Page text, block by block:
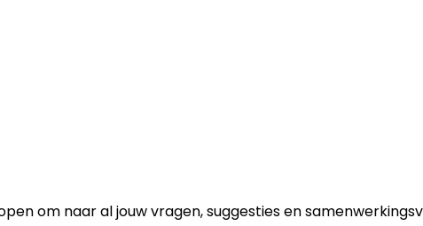
om naar al jouw vragen, suggesties en